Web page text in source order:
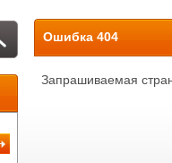
Ошибка 404
Запрашиваемая